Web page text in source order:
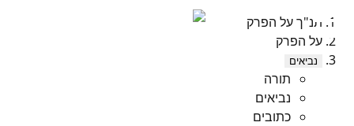
תנ"ך על הפרק
על הפרק
נביאים
תורה
נביאים
כתובים